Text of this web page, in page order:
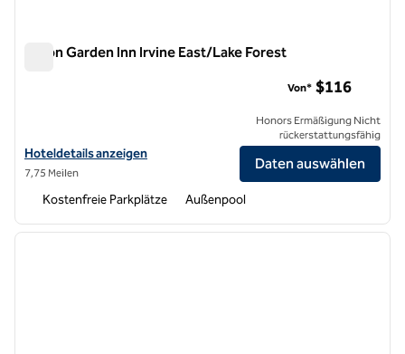
Hilton Garden Inn Irvine East/Lake Forest
Hoteldetails für das Hilton Garden Inn Irvine East/Lake Forest
Hoteldetails anzeigen
7,75 Meilen
Von* $116
Honors Ermäßigung Nicht
rückerstattungsfähig
Daten auswählen
Kostenfreie Parkplätze Außenpool
1 von 12